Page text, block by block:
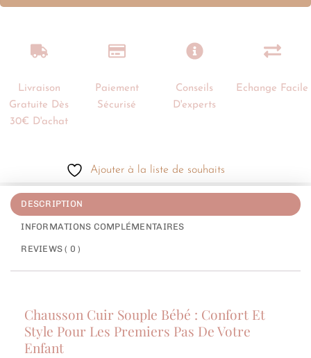
Livraison
Gratuite Dès
30€ D'achat
Paiement
Sécurisé
Conseils
D'experts
Echange Facile
Ajouter à la liste de souhaits
DESCRIPTION
INFORMATIONS COMPLÉMENTAIRES
REVIEWS ( 0 )
Chausson Cuir Souple Bébé : Confort Et
Style Pour Les Premiers Pas De Votre
Enfant